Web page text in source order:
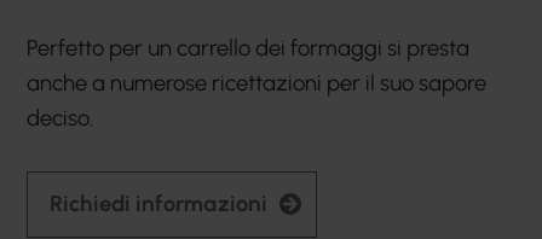
Perfetto per un carrello dei formaggi si presta
anche a numerose ricettazioni per il suo sapore
deciso.
Richiedi informazioni